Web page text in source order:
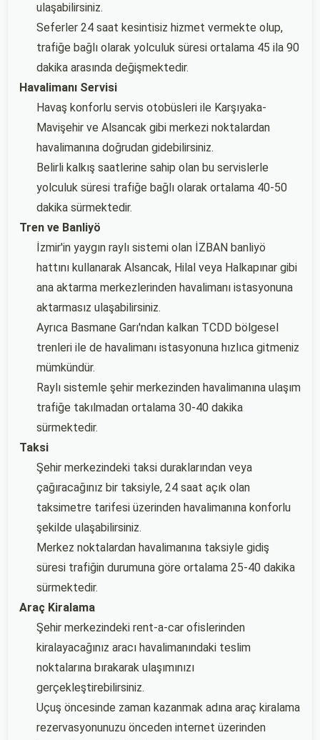
ulaşabilirsiniz.
Seferler 24 saat kesintisiz hizmet vermekte olup,
trafiğe bağlı olarak yolculuk süresi ortalama 45 ila 90
dakika arasında değişmektedir.
Havalimanı Servisi
Havaş konforlu servis otobüsleri ile Karşıyaka-
Mavişehir ve Alsancak gibi merkezi noktalardan
havalimanına doğrudan gidebilirsiniz.
Belirli kalkış saatlerine sahip olan bu servislerle
yolculuk süresi trafiğe bağlı olarak ortalama 40-50
dakika sürmektedir.
Tren ve Banliyö
İzmir'in yaygın raylı sistemi olan İZBAN banliyö
hattını kullanarak Alsancak, Hilal veya Halkapınar gibi
ana aktarma merkezlerinden havalimanı istasyonuna
aktarmasız ulaşabilirsiniz.
Ayrıca Basmane Garı'ndan kalkan TCDD bölgesel
trenleri ile de havalimanı istasyonuna hızlıca gitmeniz
mümkündür.
Raylı sistemle şehir merkezinden havalimanına ulaşım
trafiğe takılmadan ortalama 30-40 dakika
sürmektedir.
Taksi
Şehir merkezindeki taksi duraklarından veya
çağıracağınız bir taksiyle, 24 saat açık olan
taksimetre tarifesi üzerinden havalimanına konforlu
şekilde ulaşabilirsiniz.
Merkez noktalardan havalimanına taksiyle gidiş
süresi trafiğin durumuna göre ortalama 25-40 dakika
sürmektedir.
Araç Kiralama
Şehir merkezindeki rent-a-car ofislerinden
kiralayacağınız aracı havalimanındaki teslim
noktalarına bırakarak ulaşımınızı
gerçekleştirebilirsiniz.
Uçuş öncesinde zaman kazanmak adına araç kiralama
rezervasyonunuzu önceden internet üzerinden